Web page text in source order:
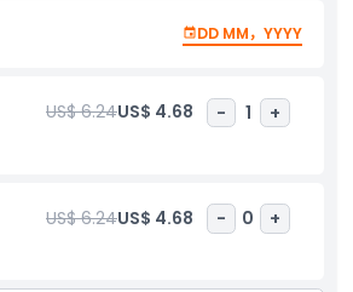
DD MM，YYYY
US$ 6.24US$ 4.68 - 1 +
US$ 6.24US$ 4.68 - 0 +